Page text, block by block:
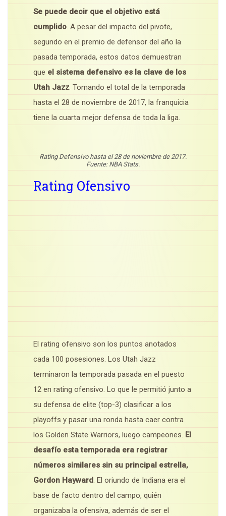
Se puede decir que el objetivo está
cumplido. A pesar del impacto del pivote,
segundo en el premio de defensor del año la
pasada temporada, estos datos demuestran
que el sistema defensivo es la clave de los
Utah Jazz. Tomando el total de la temporada
hasta el 28 de noviembre de 2017, la franquicia
tiene la cuarta mejor defensa de toda la liga.
Rating Defensivo hasta el 28 de noviembre de 2017.
Fuente: NBA Stats.
Rating Ofensivo
El rating ofensivo son los puntos anotados
cada 100 posesiones. Los Utah Jazz
terminaron la temporada pasada en el puesto
12 en rating ofensivo. Lo que le permitió junto a
su defensa de elite (top-3) clasificar a los
playoffs y pasar una ronda hasta caer contra
los Golden State Warriors, luego campeones. El
desafío esta temporada era registrar
números similares sin su principal estrella,
Gordon Hayward. El oriundo de Indiana era el
base de facto dentro del campo, quién
organizaba la ofensiva, además de ser el